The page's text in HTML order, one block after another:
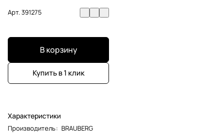
Арт.391275
В корзину
Купить в 1 клик
Характеристики
Производитель: BRAUBERG